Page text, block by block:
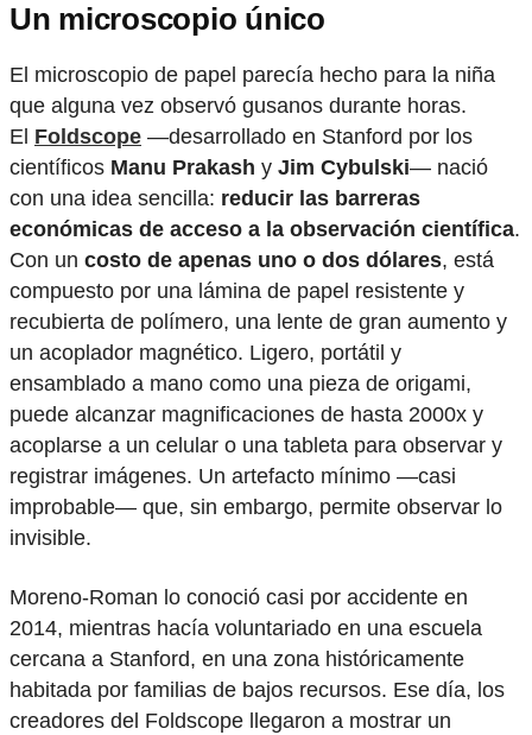
Un microscopio único
El microscopio de papel parecía hecho para la niña
que alguna vez observó gusanos durante horas.
El Foldscope —desarrollado en Stanford por los
científicos Manu Prakash y Jim Cybulski— nació
con una idea sencilla: reducir las barreras
económicas de acceso a la observación científica.
Con un costo de apenas uno o dos dólares, está
compuesto por una lámina de papel resistente y
recubierta de polímero, una lente de gran aumento y
un acoplador magnético. Ligero, portátil y
ensamblado a mano como una pieza de origami,
puede alcanzar magnificaciones de hasta 2000x y
acoplarse a un celular o una tableta para observar y
registrar imágenes. Un artefacto mínimo —casi
improbable— que, sin embargo, permite observar lo
invisible.
Moreno-Roman lo conoció casi por accidente en
2014, mientras hacía voluntariado en una escuela
cercana a Stanford, en una zona históricamente
habitada por familias de bajos recursos. Ese día, los
creadores del Foldscope llegaron a mostrar un